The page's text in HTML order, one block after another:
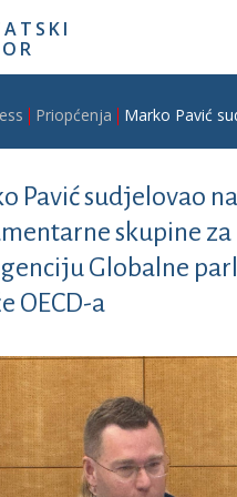
sadržaj
Priopćenja Marko Pavić
Pavić sudjelovao
skupine
Globalne
OECD-a